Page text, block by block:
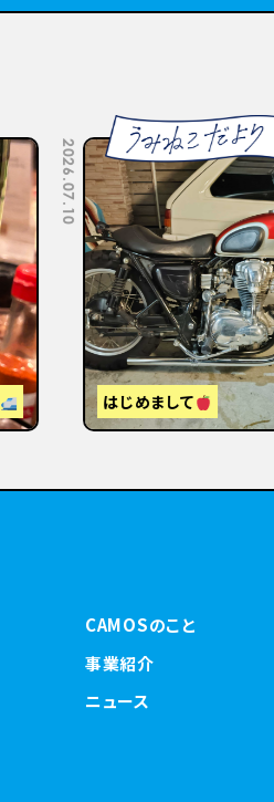
はじめまして
CAMOSのこと
事業紹介
ニュース